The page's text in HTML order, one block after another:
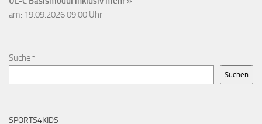
am: 19.09.2026 09:00 Uhr
Suchen
Suchen
SPORTS4KIDS